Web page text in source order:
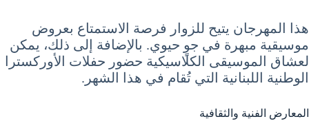
هذا المهرجان يتيح للزوار فرصة الاستمتاع بعروض
موسيقية مبهرة في جوٍ حيوي. بالإضافة إلى ذلك، يمكن
لعشاق الموسيقى الكلاسيكية حضور حفلات الأوركسترا
الوطنية اللبنانية التي تُقام في هذا الشهر.
المعارض الفنية والثقافية